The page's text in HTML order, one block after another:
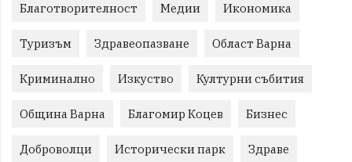
Благотворителност Медии Икономика
Туризъм Здравеопазване Област Варна
Криминално Изкуство Културни събития
Община Варна Благомир Коцев Бизнес
Доброволци Исторически парк Здраве